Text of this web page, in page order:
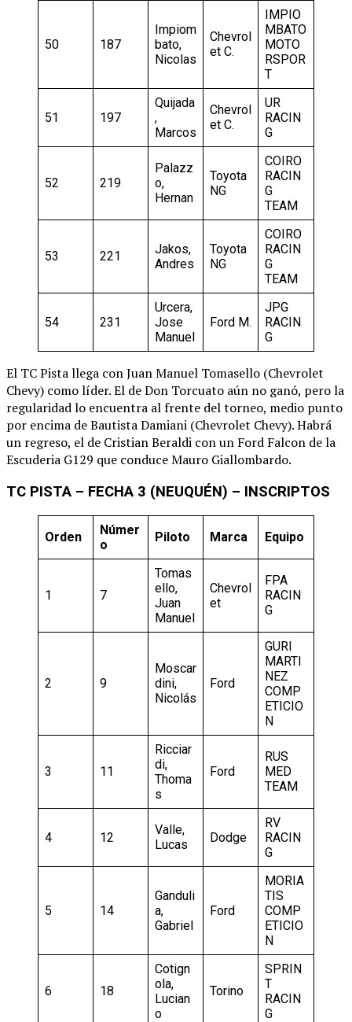
50 187
Impiom
bato,
Nicolas
Chevrol
et C.
IMPIO
MBATO
MOTO
RSPOR
T
51 197
Quijada
,
Marcos
Chevrol
et C.
UR
RACIN
G
52 219
Palazz
o,
Hernan
Toyota
NG
COIRO
RACIN
G
TEAM
53 221
Jakos,
Andres
Toyota
NG
COIRO
RACIN
G
TEAM
54 231
Urcera,
Jose
Manuel
Ford M.
JPG
RACIN
G
El TC Pista llega con Juan Manuel Tomasello (Chevrolet
Chevy) como líder. El de Don Torcuato aún no ganó, pero la
regularidad lo encuentra al frente del torneo, medio punto
por encima de Bautista Damiani (Chevrolet Chevy). Habrá
un regreso, el de Cristian Beraldi con un Ford Falcon de la
Escuderia G129 que conduce Mauro Giallombardo.
TC PISTA – FECHA 3 (NEUQUÉN) – INSCRIPTOS
Orden
Númer
o
Piloto Marca Equipo
1 7
Tomas
ello,
Juan
Manuel
Chevrol
et
FPA
RACIN
G
2 9
Moscar
dini,
Nicolás
Ford
GURI
MARTI
NEZ
COMP
ETICIO
N
3 11
Ricciar
di,
Thoma
s
Ford
RUS
MED
TEAM
4 12
Valle,
Lucas
Dodge
RV
RACIN
G
5 14
Ganduli
a,
Gabriel
Ford
MORIA
TIS
COMP
ETICIO
N
6 18
Cotign
ola,
Lucian
o
Torino
SPRIN
T
RACIN
G